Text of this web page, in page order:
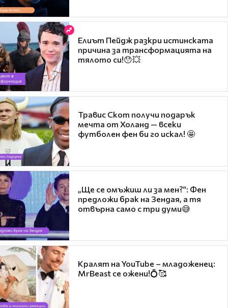
Елиът Пейдж разкри истинската
причина за трансформацията на
тялото си!😯💥
Травис Скот получи подарък
мечта от Холанд — всеки
футболен фен би го искал! 🤩
„Ще се омъжиш ли за мен?“: Фен
предложи брак на Зендая, а тя
отвърна само с три думи😅
Кралят на YouTube – младоженец:
MrBeast се ожени!💍🥰